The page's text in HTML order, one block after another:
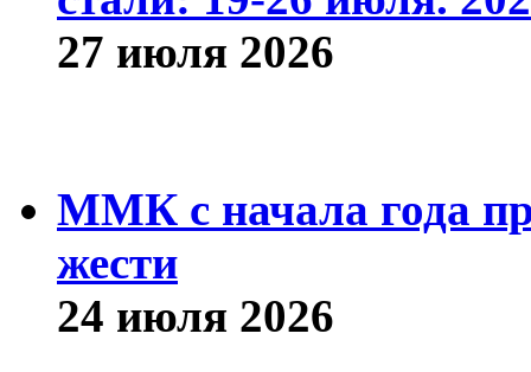
27 июля 2026
ММК с начала года
жести
24 июля 2026